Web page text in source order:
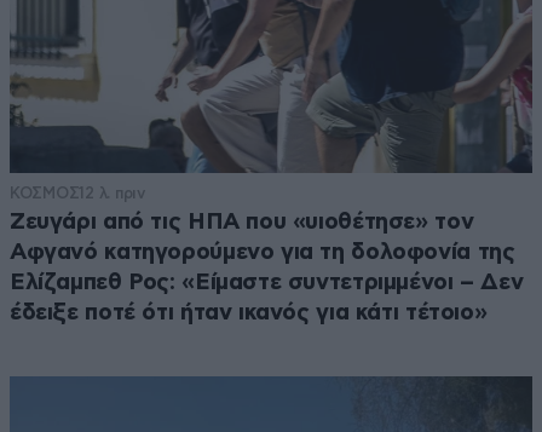
ΚΟΣΜΟΣ12 λ. πριν
Ζευγάρι από τις ΗΠΑ που «υιοθέτησε» τον
Αφγανό κατηγορούμενο για τη δολοφονία της
Ελίζαμπεθ Ρος: «Είμαστε συντετριμμένοι – Δεν
έδειξε ποτέ ότι ήταν ικανός για κάτι τέτοιο»